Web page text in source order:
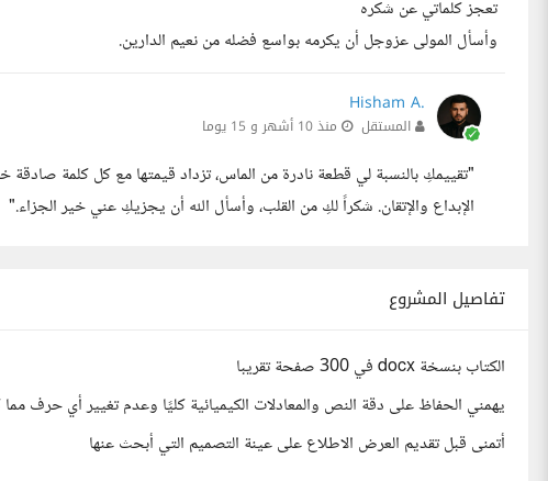
تعجز كلماتي عن شكره
وأسأل المولى عزوجل أن يكرمه بواسع فضله من نعيم الدارين.
Hisham A.
المستقل منذ 10 أشهر و 15 يوما
"تقييمكِ بالنسبة لي قطعة نادرة من الماس، تزداد قيمتها مع كل كلمة
الإبداع والإتقان. شكراً لكِ من القلب، وأسأل الله أن يجزيكِ عني خير الجزاء."
تفاصيل المشروع
الكتاب بنسخة docx في 300 صفحة تقريبا
يهمني الحفاظ على دقة النص والمعادلات الكيميائية كليًا وعدم تغيير أي حرف
أتمنى قبل تقديم العرض الاطلاع على عينة التصميم التي أبحث عنها